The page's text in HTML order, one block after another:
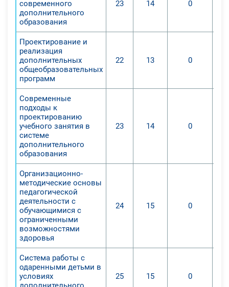
современного
дополнительного
образования
23 14 0
Проектирование и
реализация
дополнительных
общеобразовательных
программ
22 13 0
Современные
подходы к
проектированию
учебного занятия в
системе
дополнительного
образования
23 14 0
Организационно-
методические основы
педагогической
деятельности с
обучающимися с
ограниченными
возможностями
здоровья
24 15 0
Система работы с
одаренными детьми в
условиях
25 15 0